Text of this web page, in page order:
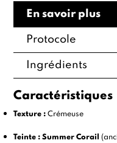
En savoir plus
Protocole
Ingrédients
Caractéristiques
Texture : Crémeuse
Teinte : Summer Corail